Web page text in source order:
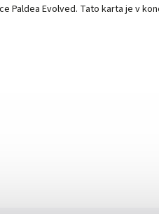
Paldea Evolved. Tato karta je v